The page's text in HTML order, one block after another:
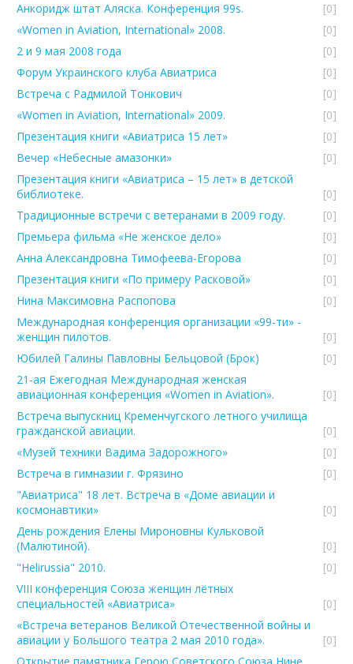
Анкоридж штат Аляска. Конференция 99s.
[0]
«Women in Aviation, International» 2008.
[0]
2 и 9 мая 2008 года
[0]
Форум Украинского клуба Авиатриcа
[0]
Встреча с Радмилой Тонкович
[0]
«Women in Aviation, International» 2009.
[0]
Презентация книги «Авиатриса 15 лет»
[0]
Вечер «Небесные амазонки»
[0]
Презентация книги «Авиатриса – 15 лет» в детской
библиотеке.
[0]
Традиционные встречи с ветеранами в 2009 году.
[0]
Премьера фильма «Не женское дело»
[0]
Анна Александровна Тимофеева-Егорова
[0]
Презентация книги «По примеру Расковой»
[0]
Нина Максимовна Распопова
[0]
Международная конференция организации «99-ти» -
женщин пилотов.
[0]
Юбилей Галины Павловны Бельцовой (Брок)
[0]
21-ая Ежегодная Международная женская
авиационная конференция «Women in Aviation».
[0]
Встреча выпускниц Кременчугского летного училища
гражданской авиации.
[0]
«Музей техники Вадима Задорожного»
[0]
Встреча в гимназии г. Фрязино
[0]
"Авиатриса" 18 лет. Встреча в «Доме авиации и
космонавтики»
[0]
День рождения Елены Мироновны Кульковой
(Малютиной).
[0]
"Helirussia" 2010.
[0]
VIII конференция Союза женщин лётных
специальностей «Авиатриса»
[0]
«Встреча ветеранов Великой Отечественной войны и
авиации у Большого театра 2 мая 2010 года».
[0]